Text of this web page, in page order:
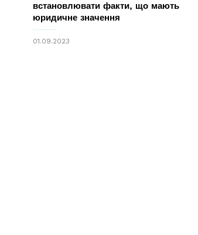
встановлювати факти, що мають
юридичне значення
01.09.2023